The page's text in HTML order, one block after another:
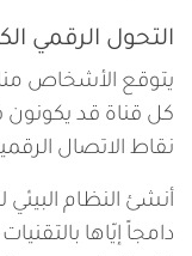
التحول الرقمي
يتوقع الأشخاص
كل قناة قد
نقاط الاتصال
أنشئ النظام
دامجاً إيّاها